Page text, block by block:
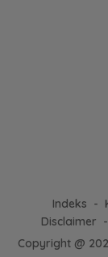
Indeks
Disclaimer
Copyright @